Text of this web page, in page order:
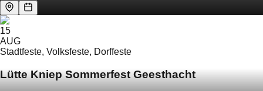
15
AUG
Stadtfeste, Volksfeste, Dorffeste
Lütte Kniep Sommerfest Geesthacht